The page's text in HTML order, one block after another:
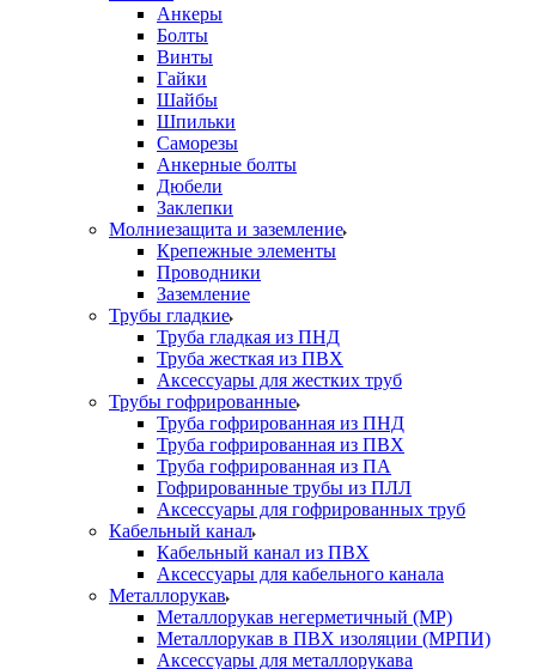
Анкеры
Болты
Винты
Гайки
Шайбы
Шпильки
Саморезы
Анкерные болты
Дюбели
Заклепки
Молниезащита и заземление
Крепежные элементы
Проводники
Заземление
Трубы гладкие
Труба гладкая из ПНД
Труба жесткая из ПВХ
Аксессуары для жестких труб
Трубы гофрированные
Труба гофрированная из ПНД
Труба гофрированная из ПВХ
Труба гофрированная из ПА
Гофрированные трубы из ПЛЛ
Аксессуары для гофрированных труб
Кабельный канал
Кабельный канал из ПВХ
Аксессуары для кабельного канала
Металлорукав
Металлорукав негерметичный (МР)
Металлорукав в ПВХ изоляции (МРПИ)
Аксессуары для металлорукава